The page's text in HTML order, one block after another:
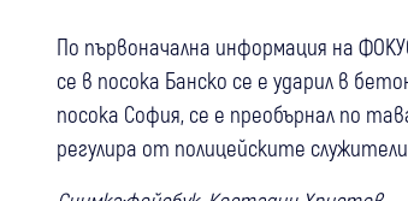
По първоначална информация на
се в посока Банско се е ударил в
посока София, се е преобърнал по
регулира от полицейските